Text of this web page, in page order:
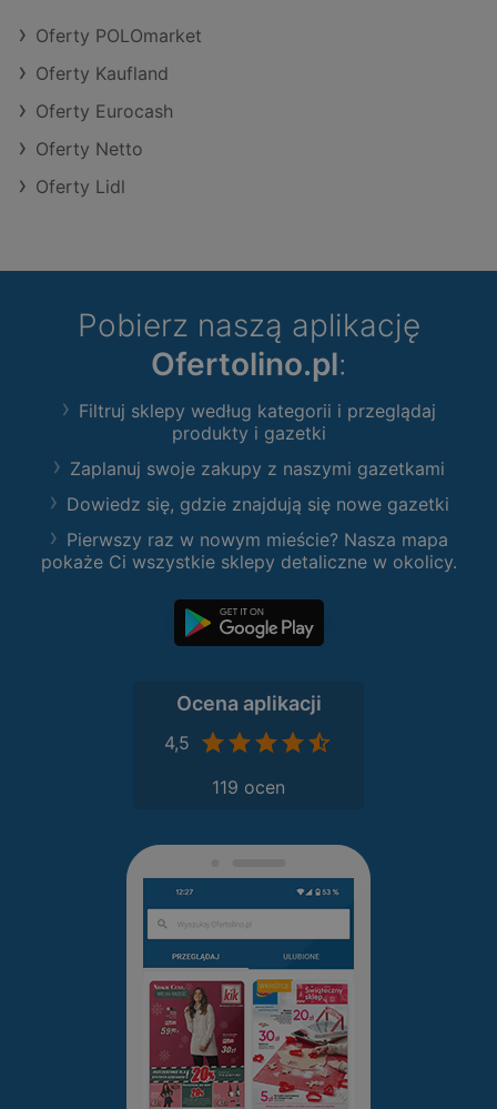
Oferty POLOmarket
Oferty Kaufland
Oferty Eurocash
Oferty Netto
Oferty Lidl
Pobierz naszą aplikację
Ofertolino.pl:
Filtruj sklepy według kategorii i przeglądaj
produkty i gazetki
Zaplanuj swoje zakupy z naszymi gazetkami
Dowiedz się, gdzie znajdują się nowe gazetki
Pierwszy raz w nowym mieście? Nasza mapa
pokaże Ci wszystkie sklepy detaliczne w okolicy.
Ocena aplikacji
4,5
119 ocen